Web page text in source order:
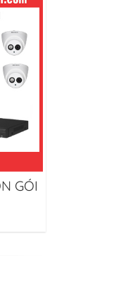
GÓI